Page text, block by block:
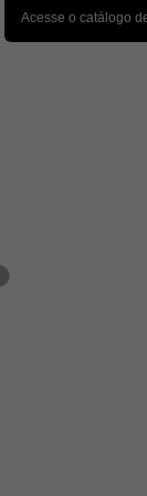
Acesse o catálogo